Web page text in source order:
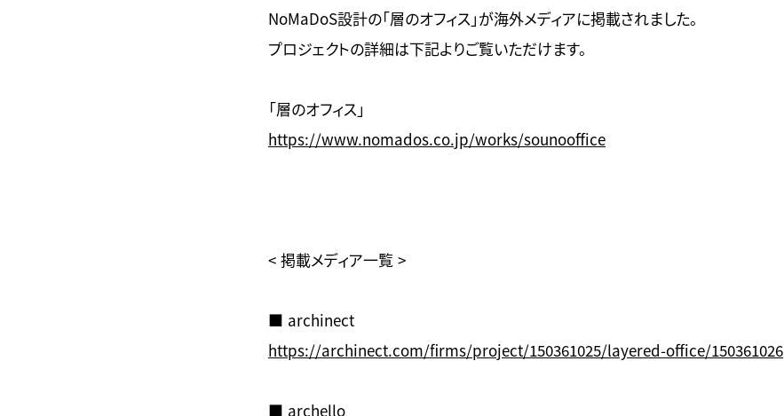
NoMaDoS設計の「層のオフィス」が海外メディアに掲載されました。
プロジェクトの詳細は下記よりご覧いただけます。
「層のオフィス」
https://www.nomados.co.jp/works/sounooffice
< 掲載メディア一覧 >
■ archinect
https://archinect.com/firms/project/150361025/layered-office/150361026
■ archello